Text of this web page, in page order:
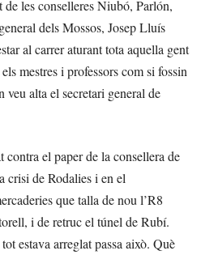
de les conselleres Niubó, Parlón,
dels Mossos, Josep Lluís
al carrer aturant tota aquella gent
mestres i professors com si fossin
veu alta el secretari general de
contra el paper de la consellera de
crisi de Rodalies i en el
que talla de nou l’R8
i de retruc el túnel de Rubí.
estava arreglat passa això. Què